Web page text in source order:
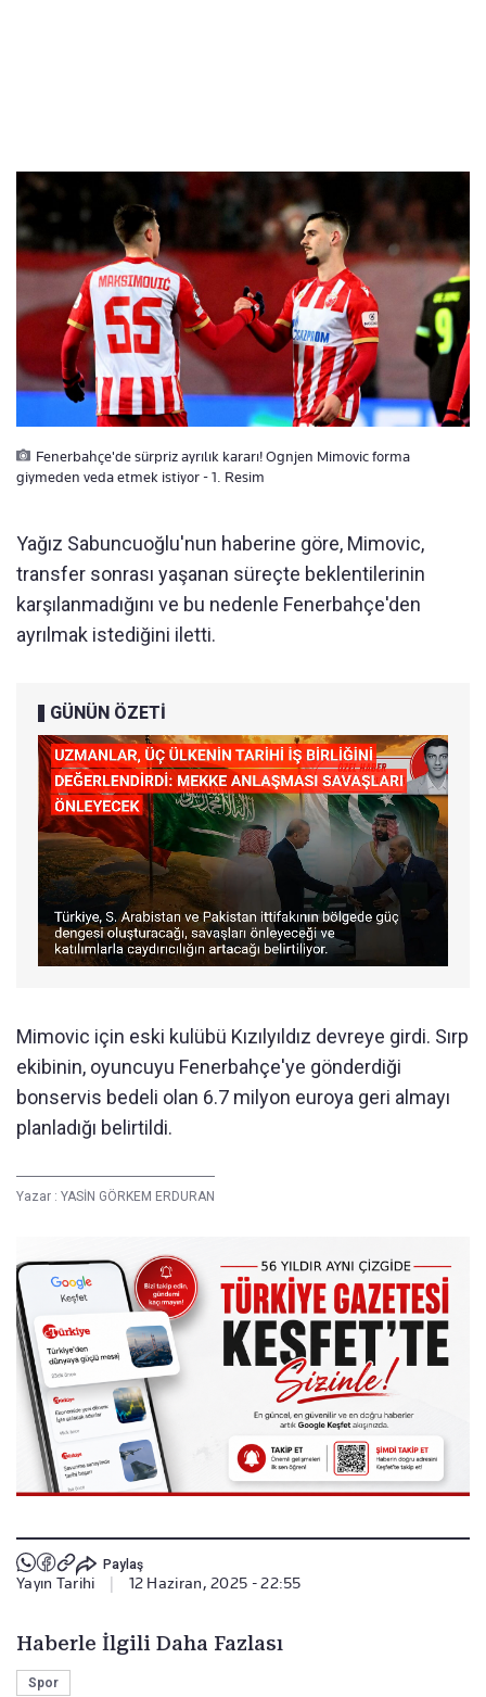
Fenerbahçe'de sürpriz ayrılık kararı! Ognjen Mimovic forma
giymeden veda etmek istiyor - 1. Resim
Yağız Sabuncuoğlu'nun haberine göre, Mimovic,
transfer sonrası yaşanan süreçte beklentilerinin
karşılanmadığını ve bu nedenle Fenerbahçe'den
ayrılmak istediğini iletti.
GÜNÜN ÖZETİ
Mimovic için eski kulübü Kızılyıldız devreye girdi. Sırp
ekibinin, oyuncuyu Fenerbahçe'ye gönderdiği
bonservis bedeli olan 6.7 milyon euroya geri almayı
planladığı belirtildi.
Yazar : YASİN GÖRKEM ERDURAN
Paylaş
Yayın Tarihi 12 Haziran, 2025 - 22:55
Haberle İlgili Daha Fazlası
Spor